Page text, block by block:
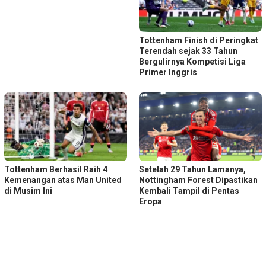
Tottenham Finish di Peringkat
Terendah sejak 33 Tahun
Bergulirnya Kompetisi Liga
Primer Inggris
Tottenham Berhasil Raih 4
Kemenangan atas Man United
di Musim Ini
Setelah 29 Tahun Lamanya,
Nottingham Forest Dipastikan
Kembali Tampil di Pentas
Eropa